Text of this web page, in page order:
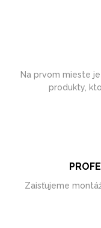
Na prvom mieste
produkty,
Zaisťujeme